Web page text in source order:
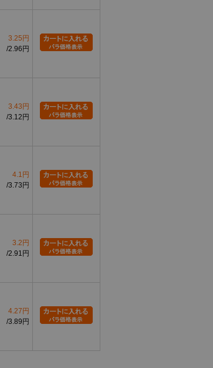
3.25円
2.96円
3.43円
3.12円
4.1円
3.73円
3.2円
2.91円
4.27円
3.89円